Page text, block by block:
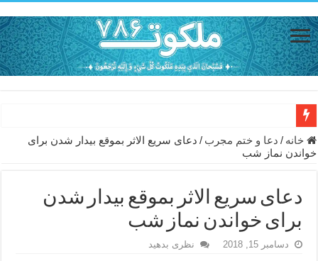
دعای حفظ جان خانواده از بلا در سفر – دعای دفع بلا در قرآن
دعای مجرب برای رفع گرفتاری – ذکر قوی برای جلوگیری از اندوه و
دعا برای عاشق شدن طرف مقابل – عاشق کردن طرف مقابل از راه
دعای حفظ جان عزیزان از بلا در سفر – دعا برای رفع حوادث بد روزانه
انواع ذکرهای الهی و خواص آن – مجرب ترین ذکرها برای برآوردن
خانه / دعا و ختم مجرب / دعای سریع الاثر بموقع بیدار شدن برای
خواندن نماز شب
دعای سریع الاثر بموقع بیدار شدن
برای خواندن نماز شب
دسامبر 15, 2018 نظری بدهید